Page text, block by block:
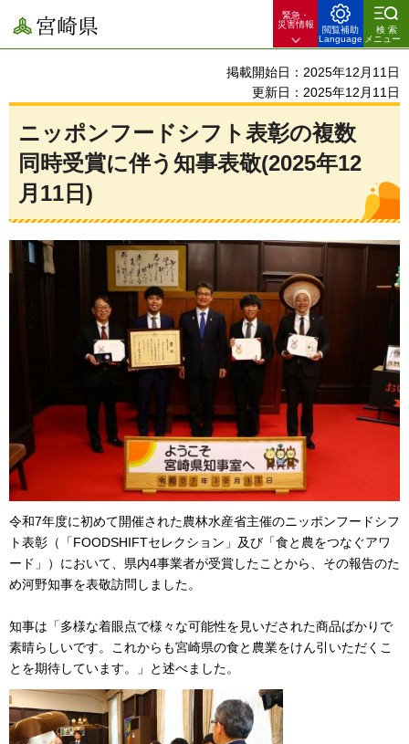
宮崎県
緊急・
災害情報
閲覧補助
Language
検索
メニュー
掲載開始日：2025年12月11日
更新日：2025年12月11日
ニッポンフードシフト表彰の複数
同時受賞に伴う知事表敬(2025年12
月11日)
令和7年度に初めて開催された農林水産省主催のニッポンフードシフ
ト表彰（「FOODSHIFTセレクション」及び「食と農をつなぐアワ
ード」）において、県内4事業者が受賞したことから、その報告のた
め河野知事を表敬訪問しました。
知事は「多様な着眼点で様々な可能性を見いだされた商品ばかりで
素晴らしいです。これからも宮崎県の食と農業をけん引いただくこ
とを期待しています。」と述べました。